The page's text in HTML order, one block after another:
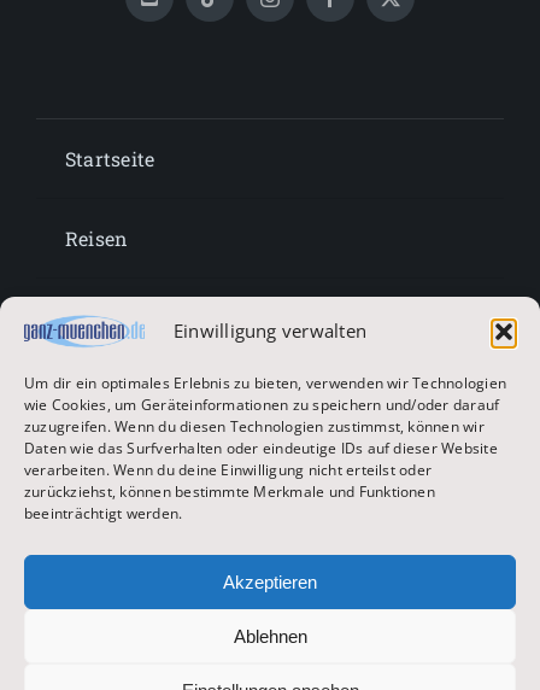
Einwilligung verwalten
Um dir ein optimales Erlebnis zu bieten, verwenden wir Technologien
wie Cookies, um Geräteinformationen zu speichern und/oder darauf
zuzugreifen. Wenn du diesen Technologien zustimmst, können wir
Daten wie das Surfverhalten oder eindeutige IDs auf dieser Website
verarbeiten. Wenn du deine Einwilligung nicht erteilst oder
zurückziehst, können bestimmte Merkmale und Funktionen
beeinträchtigt werden.
Akzeptieren
Ablehnen
Startseite
Reisen
Lifestyle
Entertainment
Oktoberfest & Volksfeste
Zur Hauptseite